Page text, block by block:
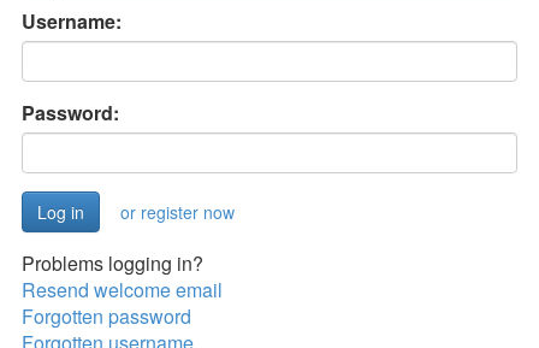
Username:
Password:
or register now
Problems logging in?
Resend welcome email
Forgotten password